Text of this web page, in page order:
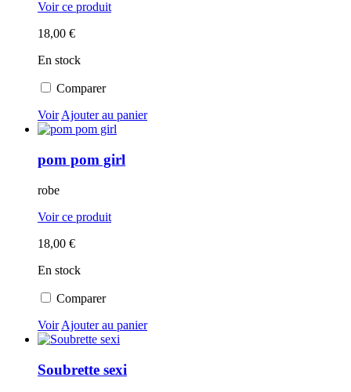
Voir ce produit
18,00 €
En stock
Comparer
Voir Ajouter au panier
pom pom girl
robe
Voir ce produit
18,00 €
En stock
Comparer
Voir Ajouter au panier
Soubrette sexi